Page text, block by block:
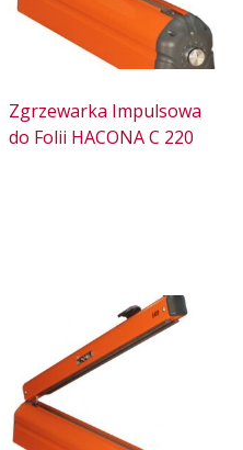
Zgrzewarka Impulsowa
do Folii HACONA C 220